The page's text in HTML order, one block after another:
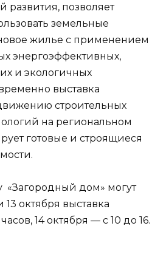
развития, позволяет
земельные
жилье с применением
энергоэффективных,
и экологичных
выставка
строительных
на региональном
готовые и строящиеся
«Загородный дом» могут
октября выставка
14 октября — с 10 до 16.